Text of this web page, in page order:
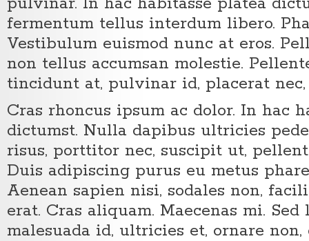
fermentum tellus interdum libero.
Vestibulum euismod nunc at eros.
non tellus accumsan molestie.
tincidunt at, pulvinar id, placerat
Cras rhoncus ipsum ac dolor. In hac
dictumst. Nulla dapibus ultricies
risus, porttitor nec, suscipit ut,
Duis adipiscing purus eu metus
Aenean sapien nisi, sodales non,
erat. Cras aliquam. Maecenas mi. Sed
malesuada id, ultricies et, ornare non,